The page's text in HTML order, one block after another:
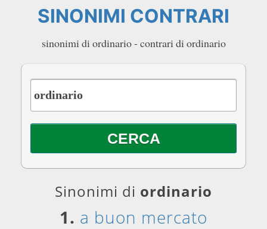
SINONIMI CONTRARI
sinonimi di ordinario - contrari di ordinario
Sinonimi di ordinario
1. a buon mercato